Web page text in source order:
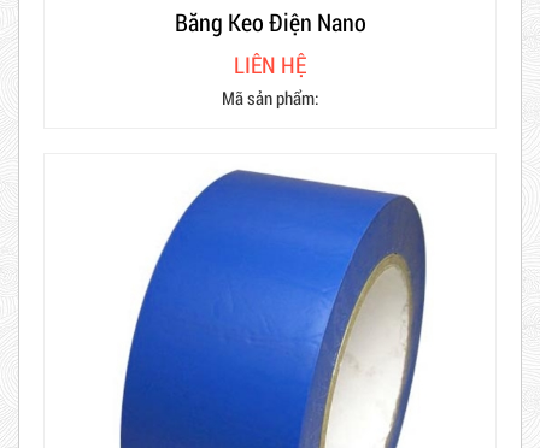
Băng Keo Điện Nano
LIÊN HỆ
Mã sản phẩm: